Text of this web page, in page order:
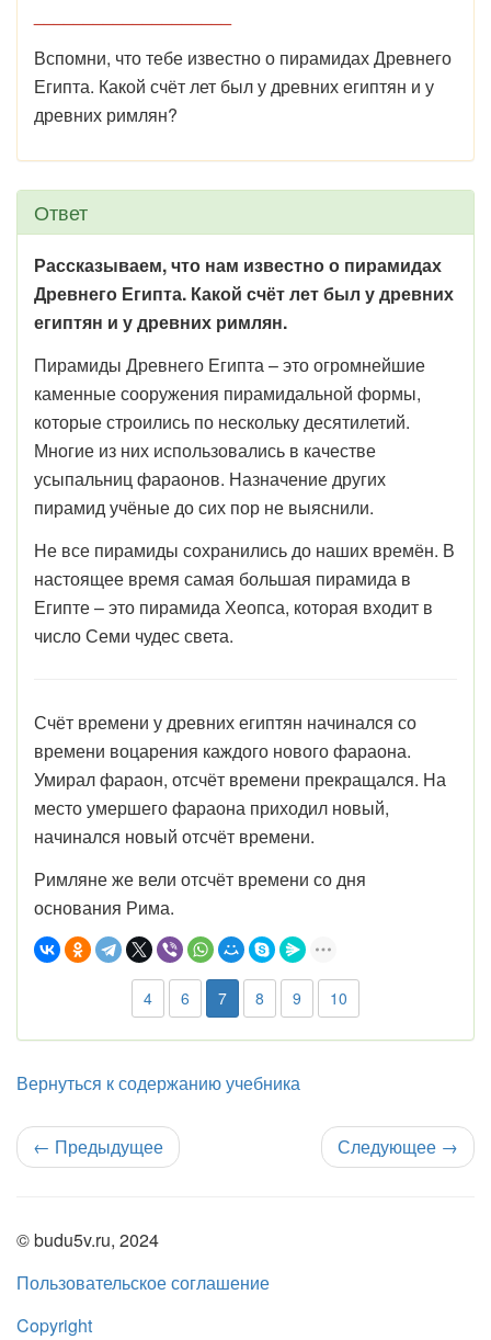
Вспомни, что тебе известно о пирамидах Древнего
Египта. Какой счёт лет был у древних египтян и у
древних римлян?
Ответ
Рассказываем, что нам известно о пирамидах
Древнего Египта. Какой счёт лет был у древних
египтян и у древних римлян.
Пирамиды Древнего Египта – это огромнейшие
каменные сооружения пирамидальной формы,
которые строились по нескольку десятилетий.
Многие из них использовались в качестве
усыпальниц фараонов. Назначение других
пирамид учёные до сих пор не выяснили.
Не все пирамиды сохранились до наших времён. В
настоящее время самая большая пирамида в
Египте – это пирамида Хеопса, которая входит в
число Семи чудес света.
Счёт времени у древних египтян начинался со
времени воцарения каждого нового фараона.
Умирал фараон, отсчёт времени прекращался. На
место умершего фараона приходил новый,
начинался новый отсчёт времени.
Римляне же вели отсчёт времени со дня
основания Рима.
4 6 7 8 9 10
Вернуться к содержанию учебника
← Предыдущее Следующее →
© budu5v.ru, 2024
Пользовательское соглашение
Copyright